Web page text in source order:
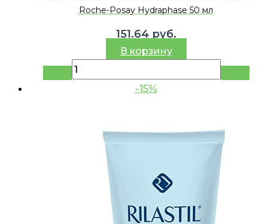
Roche-Posay Hydraphase 50 мл
151.64 руб.
В корзину
-15%